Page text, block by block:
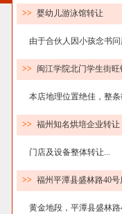
>> 婴幼儿游泳馆转让
由于合伙人因小孩念书问
>> 闽江学院北门学生街旺
本店地理位置绝佳，整条
>> 福州知名烘培企业转让
门店及设备整体转让...
>> 福州平潭县盛林路40
黄金地段，平潭县盛林路